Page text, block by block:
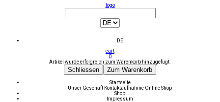
logo
DE
cart
0
Artikel wurde erfolgreich zum Warenkorb hinzugefügt.
Schliessen Zum Warenkorb
Startseite
Unser Geschäft Kontaktaufnahme Online Shop
Shop
Impressum